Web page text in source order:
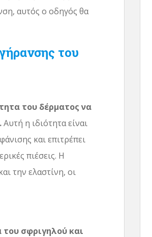
αυτός ο οδηγός θα
του
του δέρματος να
Αυτή η ιδιότητα είναι
και επιτρέπει
πιέσεις. Η
την ελαστίνη, οι
του σφριγηλού και